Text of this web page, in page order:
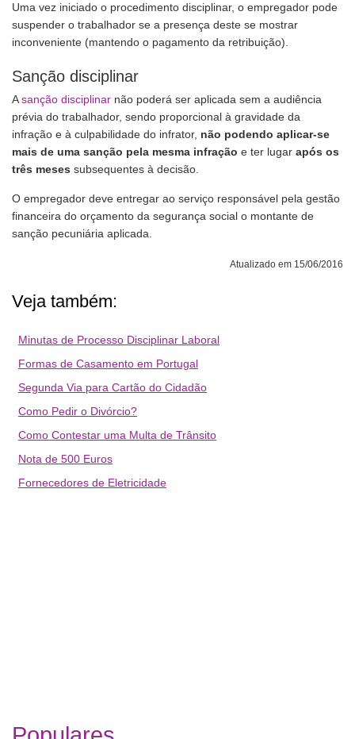
Uma vez iniciado o procedimento disciplinar, o empregador pode
suspender o trabalhador se a presença deste se mostrar
inconveniente (mantendo o pagamento da retribuição).
Sanção disciplinar
Asanção disciplinar não poderá ser aplicada sem a audiência
prévia do trabalhador, sendo proporcional à gravidade da
infração e à culpabilidade do infrator, não podendo aplicar-se
mais de uma sanção pela mesma infração e ter lugar após os
três meses subsequentes à decisão.
O empregador deve entregar ao serviço responsável pela gestão
financeira do orçamento da segurança social o montante de
sanção pecuniária aplicada.
Atualizado em 15/06/2016
Veja também:
Minutas de Processo Disciplinar Laboral
Formas de Casamento em Portugal
Segunda Via para Cartão do Cidadão
Como Pedir o Divórcio?
Como Contestar uma Multa de Trânsito
Nota de 500 Euros
Fornecedores de Eletricidade